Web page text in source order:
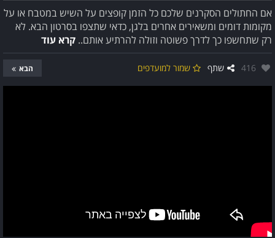
אם החתולים הסקרנים שלכם כל הזמן קופצים על השיש במטבח או על
מקומות דומים ומשאירים אחרים בלגן, כדאי שתצפו בסרטון הבא. לא
רק שתחשפו כך לדרך פשוטה וזולה להרתיע אותם.. קרא עוד
אהבו:
416 שתף שמור למועדפים הבא